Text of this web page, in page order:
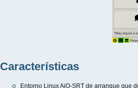
Características
Entorno Linux AiO-SRT de arranque que